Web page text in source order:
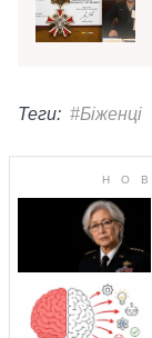
Теги: #Біженці